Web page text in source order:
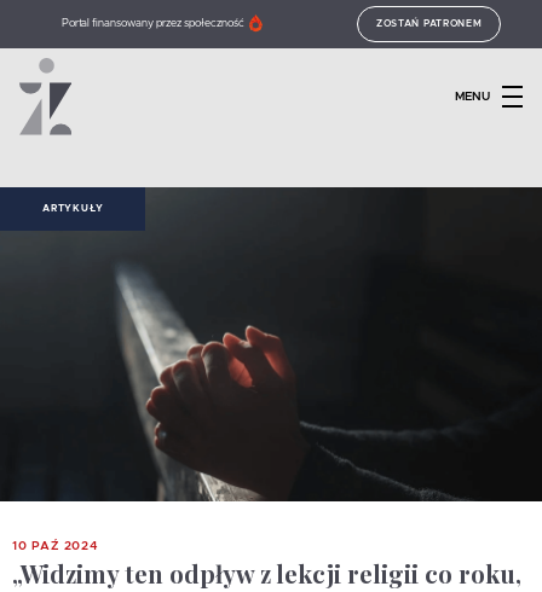
Portal finansowany przez społeczność ZOSTAŃ PATRONEM
MENU
ARTYKUŁY
10 PAŹ 2024
„Widzimy ten odpływ z lekcji religii co roku,